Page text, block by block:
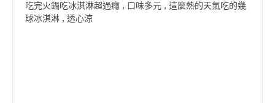
吃完火鍋吃冰淇淋超過癮 , 口味多元 , 這麼熱的天氣吃的幾
球冰淇淋 , 透心涼